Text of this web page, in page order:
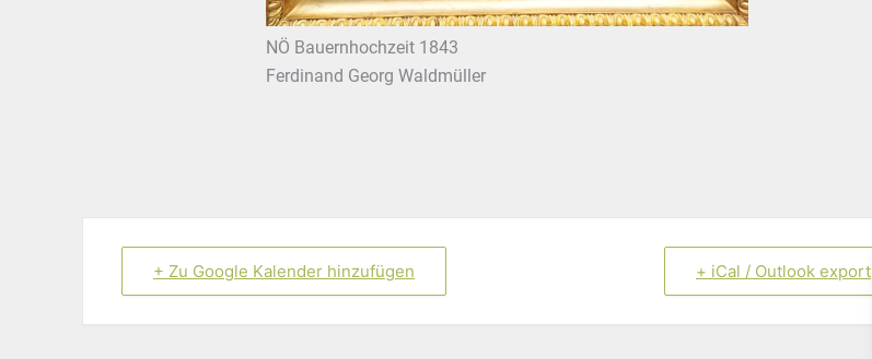
NÖ Bauernhochzeit 1843
Ferdinand Georg Waldmüller
+ Zu Google Kalender hinzufügen + iCal / Outlook export